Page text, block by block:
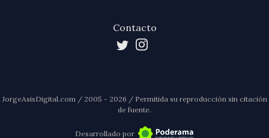
Contacto
JorgeAsisDigital.com / 2005 - 2026 / Permitida su reproducción sin citación
de fuente.
Desarrollado por